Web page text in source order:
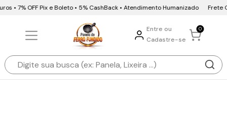
• 7% OFF Pix e Boleto • 5% CashBack • Atendimento Humanizado Frete
Entre ou
Cadastre-se
0